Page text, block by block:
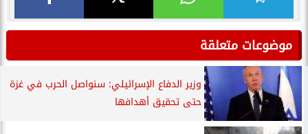
موضوعات متعلقة
وزير الدفاع الإسرائيلي: سنواصل الحرب في غزة
حتى تحقيق أهدافها